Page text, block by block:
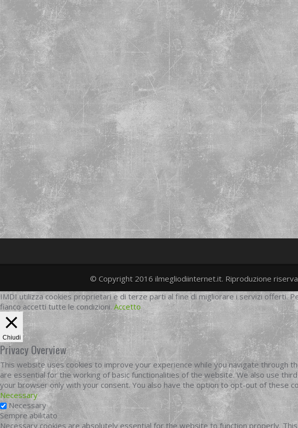
twitter
© Copyright 2016 ilmegliodiinternet.it. Riproduzione
IMDI utilizza cookies proprietari e di terze parti al fine di migliorare i servizi offerti.
fianco accetti tutte le condizioni. Accetto
Chiudi
Privacy Overview
This website uses cookies to improve your experience while you navigate
are essential for the working of basic functionalities of the website. We also use
your browser only with your consent. You also have the option to opt-out of these
Necessary
Necessary
Sempre abilitato
Necessary cookies are absolutely essential for the website to function properly.